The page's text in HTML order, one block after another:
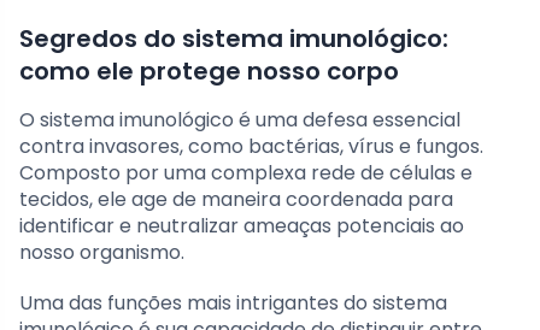
Segredos do sistema imunológico:
como ele protege nosso corpo
O sistema imunológico é uma defesa essencial
contra invasores, como bactérias, vírus e fungos.
Composto por uma complexa rede de células e
tecidos, ele age de maneira coordenada para
identificar e neutralizar ameaças potenciais ao
nosso organismo.
Uma das funções mais intrigantes do sistema